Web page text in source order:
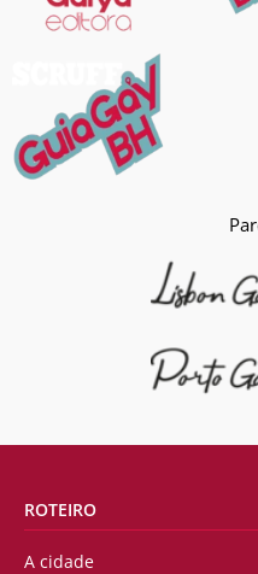
ROTEIRO
A cidade